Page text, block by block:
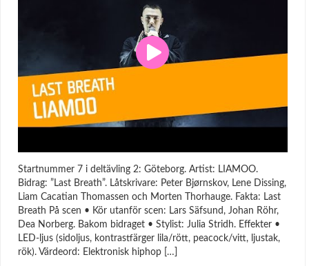
Startnummer 7 i deltävling 2: Göteborg. Artist: LIAMOO.
Bidrag: ”Last Breath”. Låtskrivare: Peter Bjørnskov, Lene Dissing,
Liam Cacatian Thomassen och Morten Thorhauge. Fakta: Last
Breath På scen • Kör utanför scen: Lars Säfsund, Johan Röhr,
Dea Norberg. Bakom bidraget • Stylist: Julia Stridh. Effekter •
LED-ljus (sidoljus, kontrastfärger lila/rött, peacock/vitt, ljustak,
rök). Värdeord: Elektronisk hiphop […]